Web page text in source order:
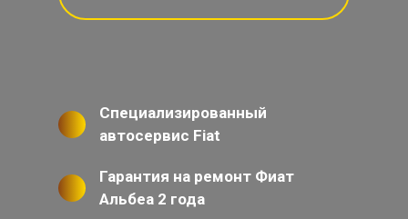
Специализированный
автосервис Fiat
Гарантия на ремонт Фиат
Альбеа 2 года